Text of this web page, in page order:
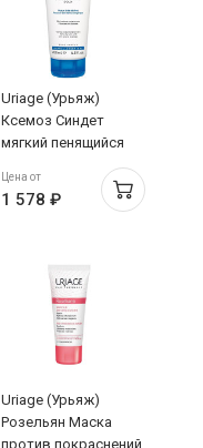
Uriage (Урьяж)
Ксемоз Синдет
мягкий пенящийся
очищающий гель-
крем для детей и
взрослых 200 мл
Цена от
1 578 ₽
Uriage (Урьяж)
Розельян Маска
против покраснений